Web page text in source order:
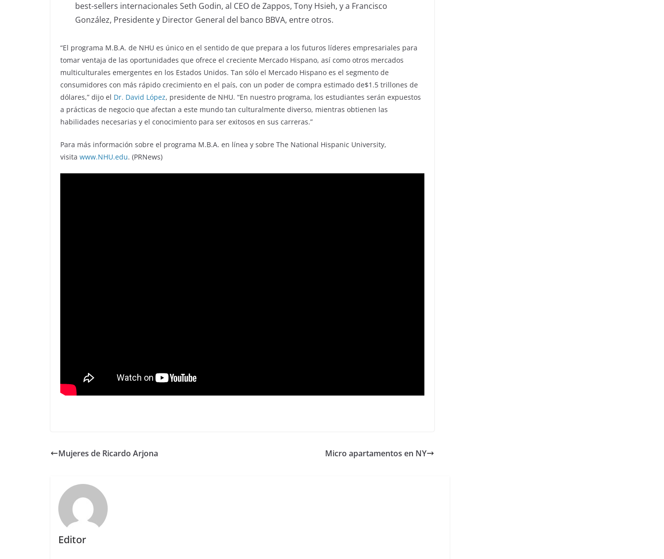
best-sellers internacionales Seth Godin, al CEO de Zappos, Tony Hsieh, y a Francisco
González, Presidente y Director General del banco BBVA, entre otros.
“El programa M.B.A. de NHU es único en el sentido de que prepara a los futuros líderes empresariales para
tomar ventaja de las oportunidades que ofrece el creciente Mercado Hispano, así como otros mercados
multiculturales emergentes en los Estados Unidos. Tan sólo el Mercado Hispano es el segmento de
consumidores con más rápido crecimiento en el país, con un poder de compra estimado de$1.5 trillones de
dólares,” dijo el Dr. David López, presidente de NHU. “En nuestro programa, los estudiantes serán expuestos
a prácticas de negocio que afectan a este mundo tan culturalmente diverso, mientras obtienen las
habilidades necesarias y el conocimiento para ser exitosos en sus carreras.”
Para más información sobre el programa M.B.A. en línea y sobre The National Hispanic University,
visita www.NHU.edu. (PRNews)
Mujeres de Ricardo Arjona Micro apartamentos en NY
Editor